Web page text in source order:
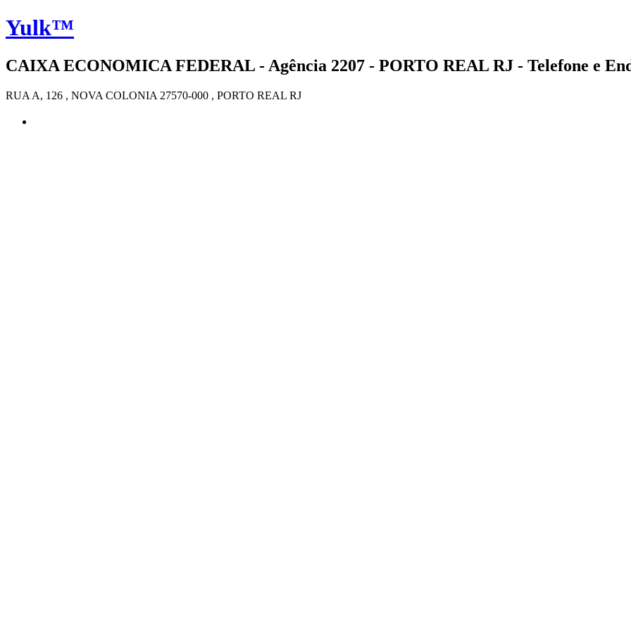
Yulk™
CAIXA ECONOMICA FEDERAL - Agência 2207 - PORTO REAL RJ - Telefone e
RUA A, 126 , NOVA COLONIA 27570-000 , PORTO REAL RJ